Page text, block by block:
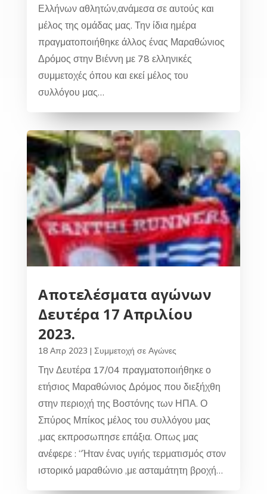
Ελλήνων αθλητών,ανάμεσα σε αυτούς και
μέλος της ομάδας μας. Την ίδια ημέρα
πραγματοποιήθηκε άλλος ένας Μαραθώνιος
Δρόμος στην Βιέννη με 78 ελληνικές
συμμετοχές όπου και εκεί μέλος του
συλλόγου μας…
Αποτελέσματα αγώνων
Δευτέρα 17 Απριλίου
2023.
18 Απρ 2023 | Συμμετοχή σε Αγώνες
Την Δευτέρα 17/04 πραγματοποιήθηκε ο
ετήσιος Μαραθώνιος Δρόμος που διεξήχθη
στην περιοχή της Βοστόνης των ΗΠΑ. Ο
Σπύρος Μπίκος μέλος του συλλόγου μας
,μας εκπροσωπησε επάξια. Οπως μας
ανέφερε : “Ήταν ένας υγιής τερματισμός στον
ιστορικό μαραθώνιο ,με ασταμάτητη βροχή…